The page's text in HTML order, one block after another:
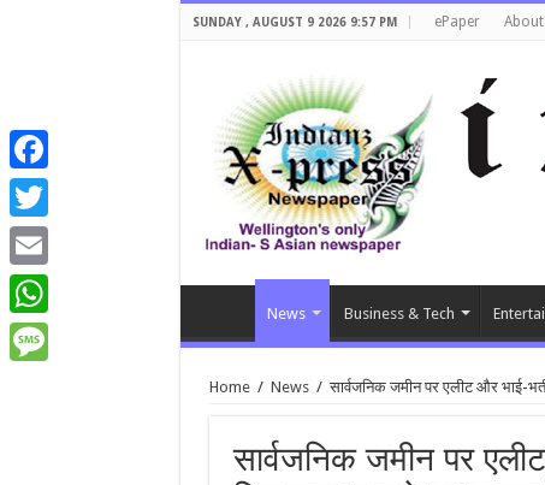
SUNDAY , AUGUST 9 2026 9:57 PM ePaper About
News Business & Tech
Home / News / सार्वजनिक जमीन पर एलीट और भाई-
सार्वजनिक जमीन पर
Facebook
Twitter
Email
WhatsApp